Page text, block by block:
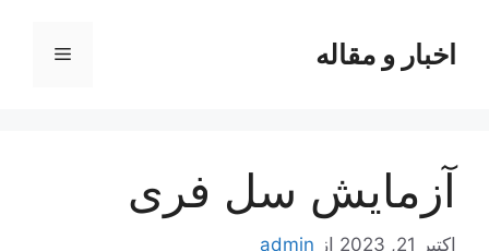
محتوااخبار و مقاله فهرست
آزمایش سل فری
اکتبر 21, 2023 از admin